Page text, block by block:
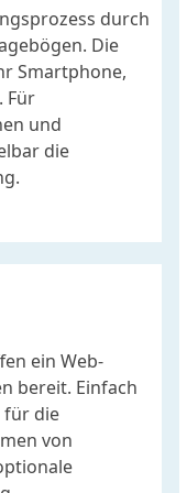
durch
Die
Smartphone,
Für
und
die
ein Web-
bereit. Einfach
für die
von